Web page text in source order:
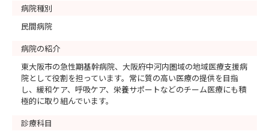
病院種別
民間病院
病院の紹介
東大阪市の急性期基幹病院、大阪府中河内圏域の地域医療支援病
院として役割を担っています。常に質の高い医療の提供を目指
し、緩和ケア、呼吸ケア、栄養サポートなどのチーム医療にも積
極的に取り組んでいます。
診療科目